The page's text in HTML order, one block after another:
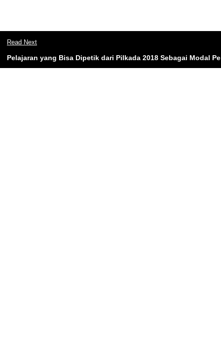
Read Next
Pelajaran yang Bisa Dipetik dari Pilkada 2018 Sebagai Modal